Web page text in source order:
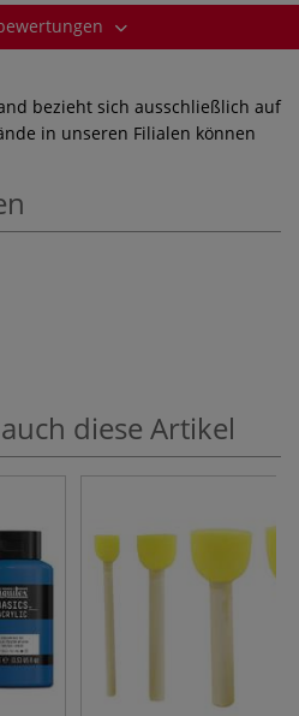
bezieht sich ausschließlich auf
in unseren Filialen können
diese Artikel